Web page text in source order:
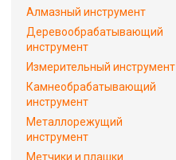
Алмазный инструмент
Деревообрабатывающий
инструмент
Измерительный инструмент
Камнеобрабатывающий
инструмент
Металлорежущий
инструмент
Метчики и плашки